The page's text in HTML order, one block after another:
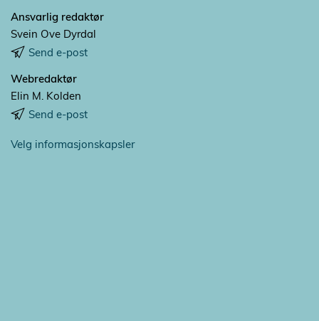
Ansvarlig redaktør
Svein Ove Dyrdal
Send e-post
Webredaktør
Elin M. Kolden
Send e-post
Velg informasjonskapsler